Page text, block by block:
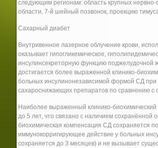
следующим регионам: область крупных
области, 7-й шейный позвонок, проекцию
Сахарный диабет
Внутривенное лазерное облучение крови,
оказывает гипогликемическое,
инсулинсекреторную функцию поджелудочной
достигается более выраженной клинико-
больных инсулинонезависимой формой СД при
сахароснижающих препаратов по сравнению
Наиболее выраженный клинико-
до 5 лет, что связано с наличием
биохимическая компенсация СД сохраняется
иммунокорригирующее действие у больных
сохраняется до 3 месяцев) и не вызывает